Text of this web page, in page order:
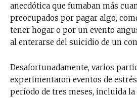
anecdótica que fumaban más
preocupados por pagar algo,
tener hogar o por un evento
al enterarse del suicidio de un
Desafortunadamente, varios
experimentaron eventos de
período de tres meses, incluida